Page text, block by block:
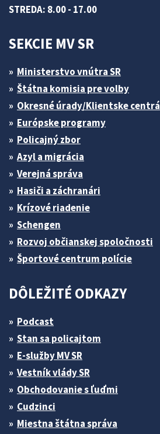
STREDA: 8.00 - 17.00
SEKCIE MV SR
Ministerstvo vnútra SR
Štátna komisia pre volby
Okresné úrady/Klientske centrá
Európske programy
Policajný zbor
Azyl a migrácia
Verejná správa
Hasiči a záchranári
Krízové riadenie
Schengen
Rozvoj občianskej spoločnosti
Športové centrum polície
DÔLEŽITÉ ODKAZY
Podcast
Stan sa policajtom
E-služby MV SR
Vestník vlády SR
Obchodovanie s ľuďmi
Cudzinci
Miestna štátna správa